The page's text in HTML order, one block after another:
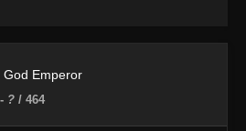
God Emperor
- ? / 464